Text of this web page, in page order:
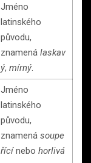
Jméno
latinského
původu,
znamená laskav
ý, mírný
Jméno
latinského
původu,
znamená soupe
řícínebo horlivá